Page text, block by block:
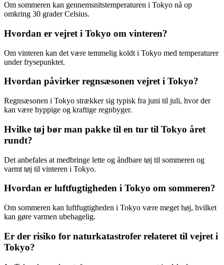
Om sommeren kan gennemsnitstemperaturen i Tokyo nå op
omkring 30 grader Celsius.
Hvordan er vejret i Tokyo om vinteren?
Om vinteren kan det være temmelig koldt i Tokyo med temperaturer
under frysepunktet.
Hvordan påvirker regnsæsonen vejret i Tokyo?
Regnsæsonen i Tokyo strækker sig typisk fra juni til juli, hvor der
kan være hyppige og kraftige regnbyger.
Hvilke tøj bør man pakke til en tur til Tokyo året
rundt?
Det anbefales at medbringe lette og åndbare tøj til sommeren og
varmt tøj til vinteren i Tokyo.
Hvordan er luftfugtigheden i Tokyo om sommeren?
Om sommeren kan luftfugtigheden i Tokyo være meget høj, hvilket
kan gøre varmen ubehagelig.
Er der risiko for naturkatastrofer relateret til vejret i
Tokyo?